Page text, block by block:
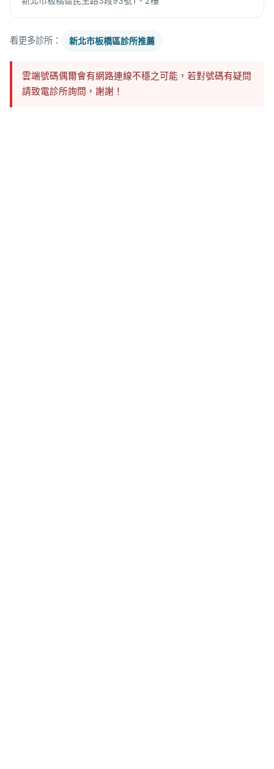
看更多診所： 新北市板橋區診所推薦
雲端號碼偶爾會有網路連線不穩之可能，若對號碼有疑問
請致電診所詢問，謝謝！